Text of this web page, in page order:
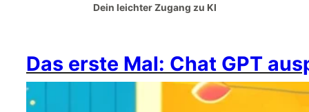
Dein leichter Zugang zu KI
Das erste Mal: Chat GPT